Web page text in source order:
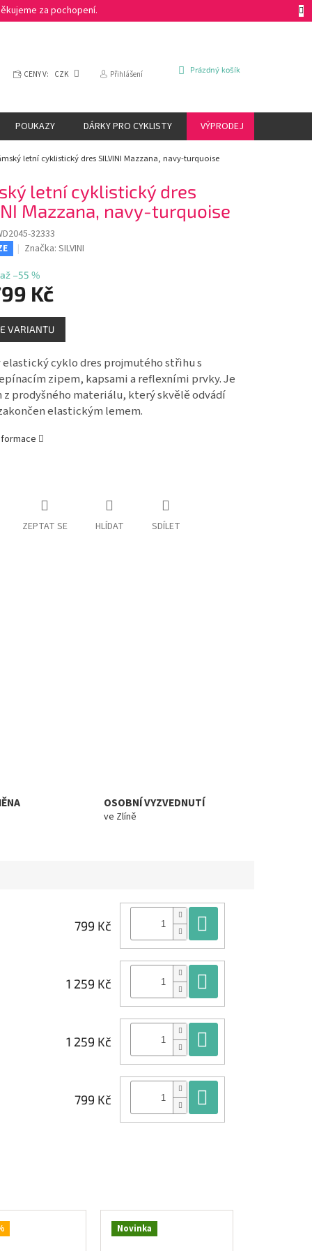
za pochopení.
CENY V: CZK Přihlášení
NÁKUPNÍ
Prázdný košík
POUKAZY DÁRKY PRO CYKLISTY VÝPRODEJ
letní cyklistický dres SILVINI Mazzana, navy-turquoise
letní cyklistický dres
Mazzana, navy-turquoise
32333
Značka:SILVINI
až –55 %
Kč
VARIANTU
elastický cyklo dres projmutého střihu s
zipem, kapsami a reflexními prvky. Je
z prodyšného materiálu, který skvělě odvádí
elastickým lemem.
ZEPTAT SE HLÍDAT SDÍLET
OSOBNÍ VYZVEDNUTÍ
ve Zlíně
Novinka
799 Kč
1 259 Kč
1 259 Kč
799 Kč